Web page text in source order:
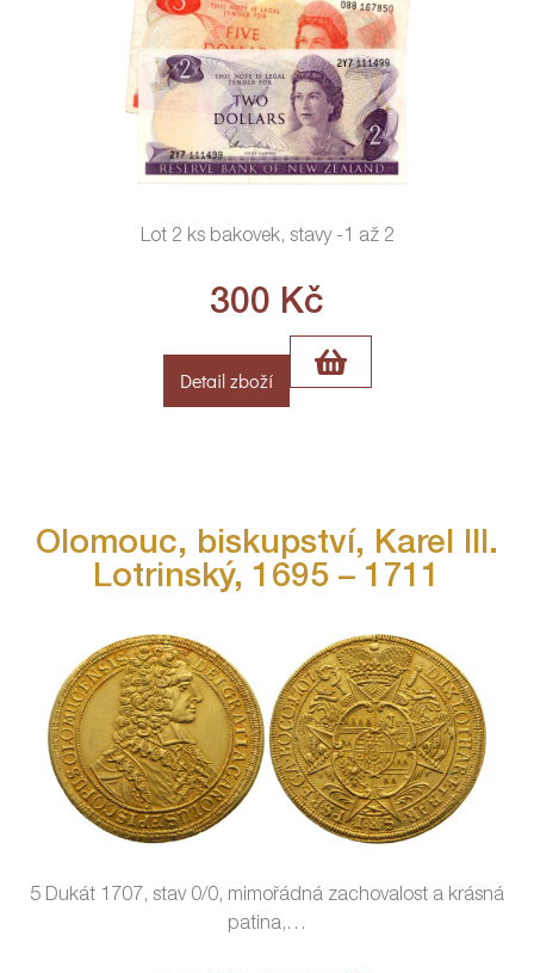
Lot 2 ks bakovek, stavy -1 až 2
300 Kč
Detail zboží
Olomouc, biskupství, Karel III.
Lotrinský, 1695 – 1711
5 Dukát 1707, stav 0/0, mimořádná zachovalost a krásná
patina,…